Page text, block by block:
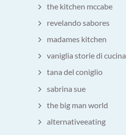
the kitchen mccabe
revelando sabores
madames kitchen
vaniglia storie di cucina
tana del coniglio
sabrina sue
the big man world
alternativeeating